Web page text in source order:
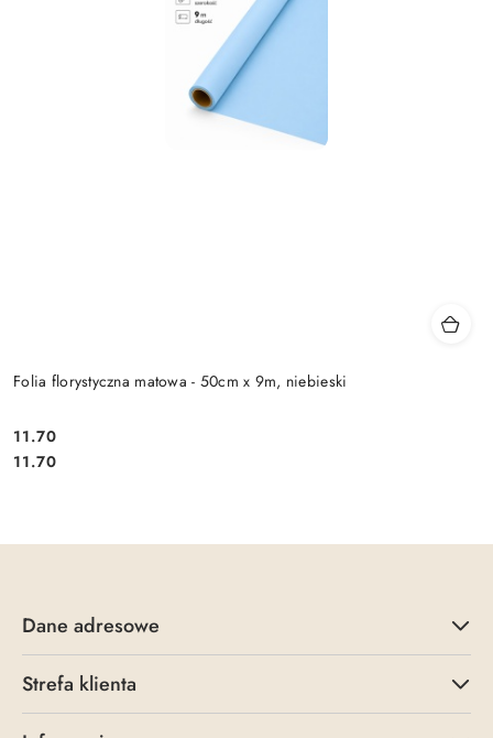
Folia florystyczna matowa - 50cm x 9m, niebieski
Cena:
11.70
Cena:
11.70
Dane adresowe
Strefa klienta